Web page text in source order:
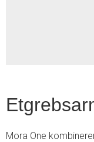
Mora One